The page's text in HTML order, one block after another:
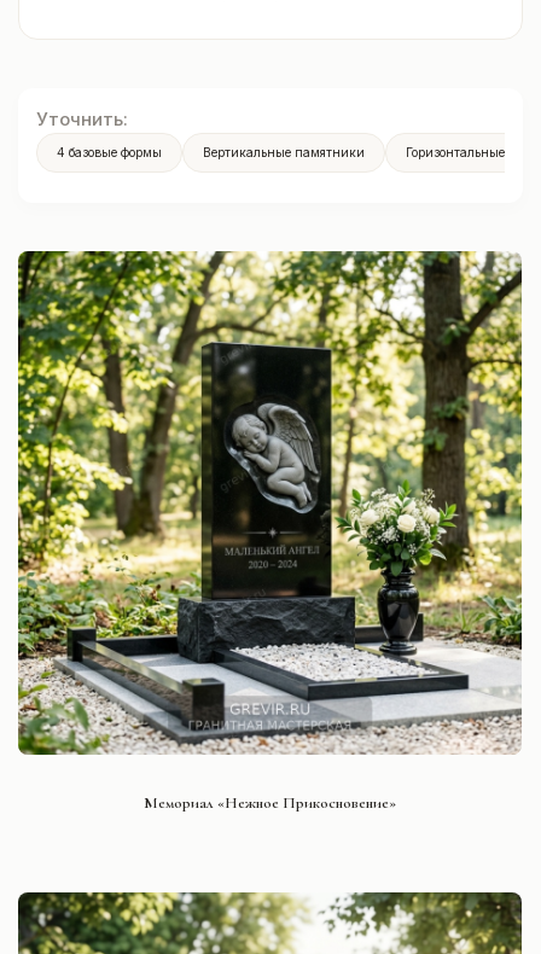
Уточнить:
4 базовые формы Вертикальные памятники Горизонтальные
Мемориал «Нежное Прикосновение»